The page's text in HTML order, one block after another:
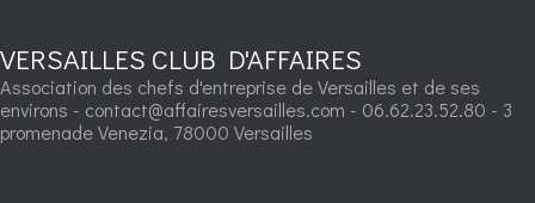
VERSAILLES CLUB D'AFFAIRES
Association des chefs d'entreprise de Versailles et de ses
environs - contact@affairesversailles.com - 06.62.23.52.80 - 3
promenade Venezia, 78000 Versailles